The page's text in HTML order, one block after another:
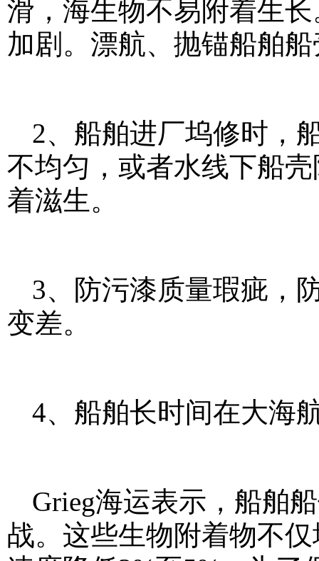
滑，海生物不易附着生
加剧。漂航、抛锚船舶
2、船舶进厂坞修时，
不均匀，或者水线下船
着滋生。
3、防污漆质量瑕疵，
变差。
4、船舶长时间在大海
Grieg海运表示，船舶
战。这些生物附着物不